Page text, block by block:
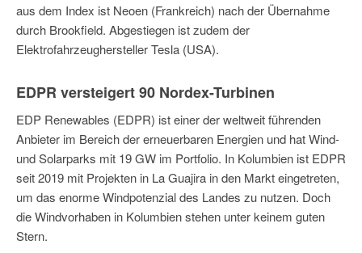
aus dem Index ist Neoen (Frankreich) nach der Übernahme
durch Brookfield. Abgestiegen ist zudem der
Elektrofahrzeughersteller Tesla (USA).
EDPR versteigert 90 Nordex-Turbinen
EDP Renewables (EDPR) ist einer der weltweit führenden
Anbieter im Bereich der erneuerbaren Energien und hat Wind-
und Solarparks mit 19 GW im Portfolio. In Kolumbien ist EDPR
seit 2019 mit Projekten in La Guajira in den Markt eingetreten,
um das enorme Windpotenzial des Landes zu nutzen. Doch
die Windvorhaben in Kolumbien stehen unter keinem guten
Stern.